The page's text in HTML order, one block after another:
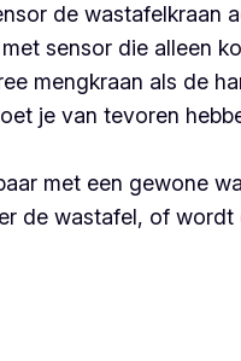
de
sensor die alleen
mengkraan als de
je van tevoren
met een gewone
de wastafel, of